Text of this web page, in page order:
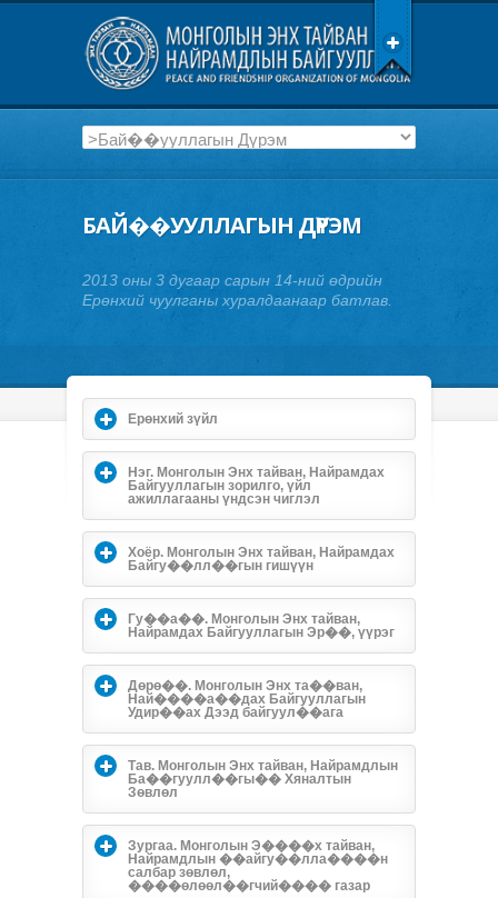
БАЙ��УУЛЛАГЫН ДҮРЭМ
2013 оны 3 дугаар сарын 14-ний өдрийн
Ерөнхий чуулганы хуралдаанаар батлав.
Ерөнхий зүйл
Нэг. Монголын Энх тайван, Найрамдах
Байгууллагын зорилго, үйл
ажиллагааны үндсэн чиглэл
Хоёр. Монголын Энх тайван, Найрамдах
Байгу��лл��гын гишүүн
Гу��а��. Монголын Энх тайван,
Найрамдах Байгууллагын Эр��, үүрэг
Дөрө��. Монголын Энх та��ван,
Най����а��дах Байгууллагын
Удир��ах Дээд байгуул��ага
Тав. Монголын Энх тайван, Найрамдлын
Ба��гуулл��гы�� Хяналтын
Зөвлөл
Зургаа. Монголын Э����х тайван,
Найрамдлын ��айгу��лла����н
салбар зөвлөл,
����өлөөл��гчий���� газар